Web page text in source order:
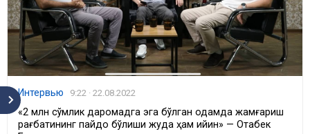
Интервью 9:22 · 22.08.2022
«2 млн сўмлик даромадга эга бўлган одамда жамғариш
рағбатининг пайдо бўлиши жуда ҳам қийин» — Отабек